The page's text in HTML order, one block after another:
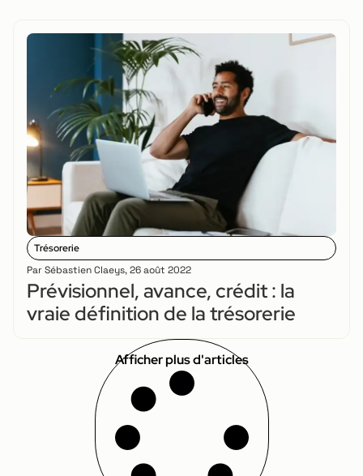
Trésorerie
Par Sébastien Claeys,26 août 2022
Prévisionnel, avance, crédit : la
vraie définition de la trésorerie
Afficher plus d'articles